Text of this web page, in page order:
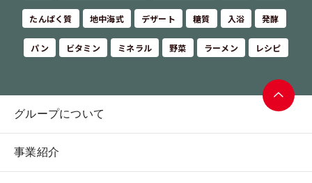
たんぱく質 地中海式 デザート 糖質 入浴 発酵
パン ビタミン ミネラル 野菜 ラーメン レシピ
グループについて
事業紹介